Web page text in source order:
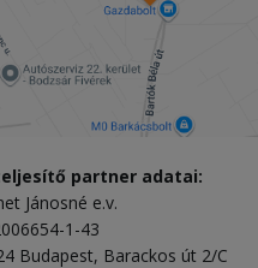
partner adatai:
Jánosné e.v.
1-43
Budapest, Barackos út 2/C